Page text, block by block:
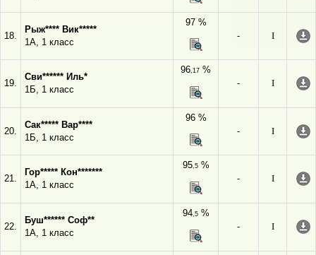
18.
Рыж**** Вик*****
1А, 1 класс
97 %
-
I
19.
Сви****** Иль*
1Б, 1 класс
96,17 %
-
I
20.
Сак***** Вар****
1Б, 1 класс
96 %
-
I
21.
Гор***** Кон*******
1А, 1 класс
95,5%
-
I
22.
Буш****** Соф**
1А, 1 класс
94,5%
-
I